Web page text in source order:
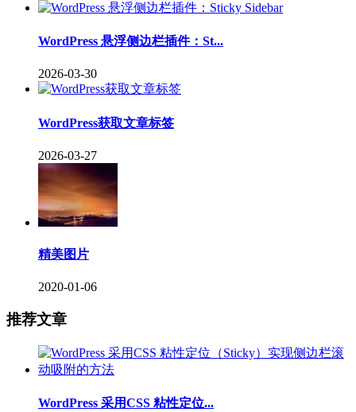
WordPress 悬浮侧边栏插件：St...
2026-03-30
WordPress获取文章标签
2026-03-27
精美图片
2020-01-06
推荐文章
WordPress 采用CSS 粘性定位...